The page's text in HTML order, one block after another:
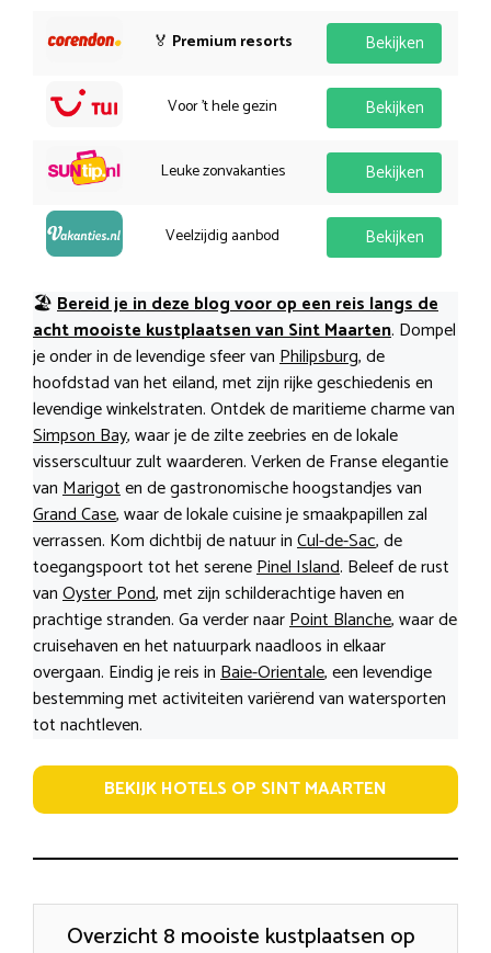
🏅 Premium resorts Bekijken
Voor 't hele gezin Bekijken
Leuke zonvakanties Bekijken
Veelzijdig aanbod Bekijken
🏖️Bereid je in deze blog voor op een reis langs de
acht mooiste kustplaatsen van Sint Maarten. Dompel
je onder in de levendige sfeer vanPhilipsburg, de
hoofdstad van het eiland, met zijn rijke geschiedenis en
levendige winkelstraten. Ontdek de maritieme charme van
Simpson Bay, waar je de zilte zeebries en de lokale
visserscultuur zult waarderen. Verken de Franse elegantie
vanMarigoten de gastronomische hoogstandjes van
Grand Case, waar de lokale cuisine je smaakpapillen zal
verrassen. Kom dichtbij de natuur inCul-de-Sac, de
toegangspoort tot het serenePinel Island. Beleef de rust
vanOyster Pond, met zijn schilderachtige haven en
prachtige stranden. Ga verder naarPoint Blanche, waar de
cruisehaven en het natuurpark naadloos in elkaar
overgaan. Eindig je reis inBaie-Orientale, een levendige
bestemming met activiteiten variërend van watersporten
tot nachtleven.
BEKIJK HOTELS OP SINT MAARTEN
Overzicht 8 mooiste kustplaatsen op